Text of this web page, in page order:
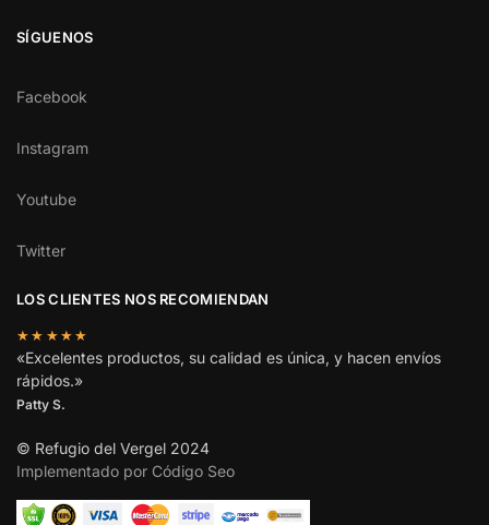
SÍGUENOS
Facebook
Instagram
Youtube
Twitter
LOS CLIENTES NOS RECOMIENDAN
★★★★★
«Excelentes productos, su calidad es única, y hacen envíos
rápidos.»
Patty S.
© Refugio del Vergel 2024
Implementado por Código Seo